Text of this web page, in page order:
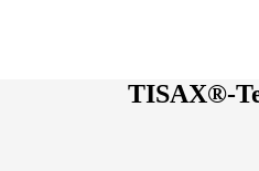
TISAX®-